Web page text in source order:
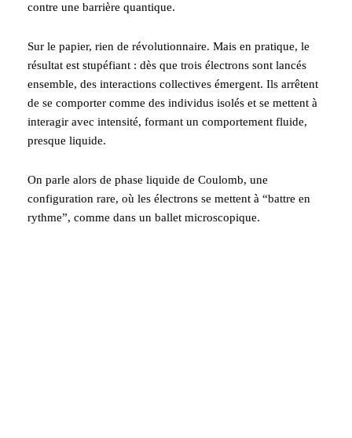
contre une barrière quantique.
Sur le papier, rien de révolutionnaire. Mais en pratique, le
résultat est stupéfiant : dès que trois électrons sont lancés
ensemble, des interactions collectives émergent. Ils arrêtent
de se comporter comme des individus isolés et se mettent à
interagir avec intensité, formant un comportement fluide,
presque liquide.
On parle alors de phase liquide de Coulomb, une
configuration rare, où les électrons se mettent à “battre en
rythme”, comme dans un ballet microscopique.